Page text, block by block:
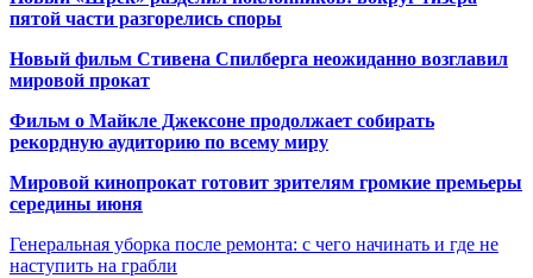
пятой части разгорелись споры
Новый фильм Стивена Спилберга неожиданно возглавил
мировой прокат
Фильм о Майкле Джексоне продолжает собирать
рекордную аудиторию по всему миру
Мировой кинопрокат готовит зрителям громкие премьеры
середины июня
Генеральная уборка после ремонта: с чего начинать и где не
наступить на грабли